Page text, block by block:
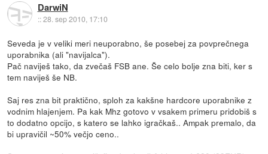
DarwiN
::28. sep 2010, 17:10
Seveda je v veliki meri neuporabno, še posebej za povprečnega
uporabnika (ali "navijalca").
Pač naviješ tako, da zvečaš FSB ane. Še celo bolje zna biti, ker s
tem naviješ še NB.
Saj res zna bit praktično, sploh za kakšne hardcore uporabnike z
vodnim hlajenjem. Pa kak Mhz gotovo v vsakem primeru pridobiš s
to dodatno opcijo, s katero se lahko igračkaš.. Ampak premalo, da
bi upravičil ~50% večjo ceno..